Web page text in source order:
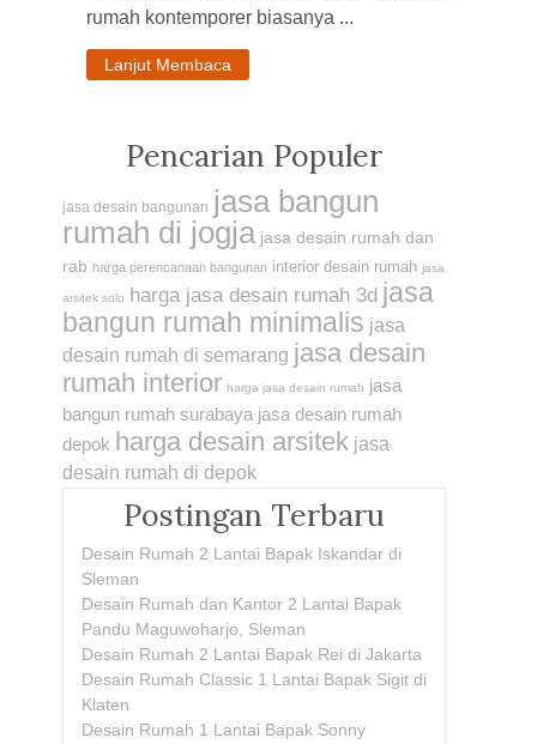
rumah kontemporer biasanya ...
Lanjut Membaca
Pencarian Populer
jasa desain bangunan jasa bangun
rumah di jogja jasa desain rumah dan
rab harga perencanaan bangunan interior desain rumah jasa
arsitek solo harga jasa desain rumah 3d jasa
bangun rumah minimalis jasa
desain rumah di semarang jasa desain
rumah interior harga jasa desain rumah jasa
bangun rumah surabaya jasa desain rumah
depok harga desain arsitek jasa
desain rumah di depok
Postingan Terbaru
Desain Rumah 2 Lantai Bapak Iskandar di
Sleman
Desain Rumah dan Kantor 2 Lantai Bapak
Pandu Maguwoharjo, Sleman
Desain Rumah 2 Lantai Bapak Rei di Jakarta
Desain Rumah Classic 1 Lantai Bapak Sigit di
Klaten
Desain Rumah 1 Lantai Bapak Sonny